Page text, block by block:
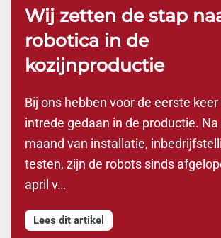
Wij zetten de stap
robotica in de
kozijnproductie
Bij ons hebben voor de eerste
intrede gedaan in de productie.
maand van installatie,
testen, zijn de robots sinds
april v…
Lees dit artikel